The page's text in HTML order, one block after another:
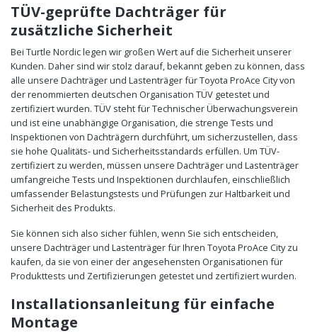
TÜV-geprüfte Dachträger für
zusätzliche Sicherheit
Bei Turtle Nordic legen wir großen Wert auf die Sicherheit unserer
Kunden. Daher sind wir stolz darauf, bekannt geben zu können, dass
alle unsere Dachträger und Lastenträger für Toyota ProAce City von
der renommierten deutschen Organisation TÜV getestet und
zertifiziert wurden. TÜV steht für Technischer Überwachungsverein
und ist eine unabhängige Organisation, die strenge Tests und
Inspektionen von Dachträgern durchführt, um sicherzustellen, dass
sie hohe Qualitäts- und Sicherheitsstandards erfüllen. Um TÜV-
zertifiziert zu werden, müssen unsere Dachträger und Lastenträger
umfangreiche Tests und Inspektionen durchlaufen, einschließlich
umfassender Belastungstests und Prüfungen zur Haltbarkeit und
Sicherheit des Produkts.
Sie können sich also sicher fühlen, wenn Sie sich entscheiden,
unsere Dachträger und Lastenträger für Ihren Toyota ProAce City zu
kaufen, da sie von einer der angesehensten Organisationen für
Produkttests und Zertifizierungen getestet und zertifiziert wurden.
Installationsanleitung für einfache
Montage